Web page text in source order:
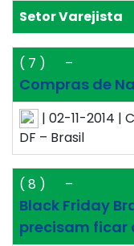
Setor Varejista
( 7 ) –
Compras de
| 02-11-2014 |
DF – Brasil
( 8 ) –
Black Friday
precisam ficar